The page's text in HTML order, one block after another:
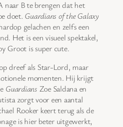
naar B te brengen dat het
doet. Guardians of the Galaxy
gelachen en zelfs een
Het is een visueel spektakel,
Groot is super cute.
dreef als Star-Lord, maar
momenten. Hij krijgt
Guardians Zoe Saldana en
zorgt voor een aantal
Rooker keert terug als de
is hier beter uitgewerkt,